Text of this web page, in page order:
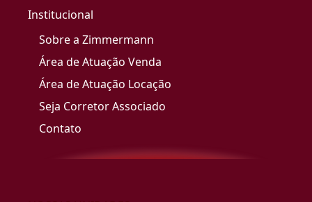
Institucional
Sobre a Zimmermann
Área de Atuação Venda
Área de Atuação Locação
Seja Corretor Associado
Contato